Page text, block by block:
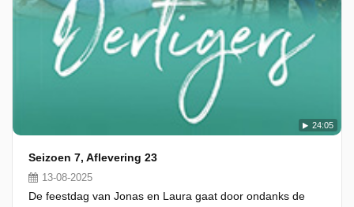
24:05
Seizoen 7, Aflevering 23
13-08-2025
De feestdag van Jonas en Laura gaat door ondanks de